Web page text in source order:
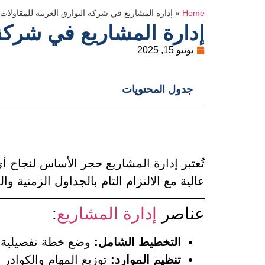
Home
» إدارة المشاريع في شركة البوارق العربية للمقاولات
إدارة المشاريع في
يونيو 15, 2025
جدول المحتويات
تُعتبر إدارة المشاريع حجر الأساس
عالية مع الالتزام التام بالجداول الزمنية
عناصر إدارة المشاريع:
التخطيط الشامل: وضع خطة تفصيلية
تنظيم الموارد: توزيع المهام